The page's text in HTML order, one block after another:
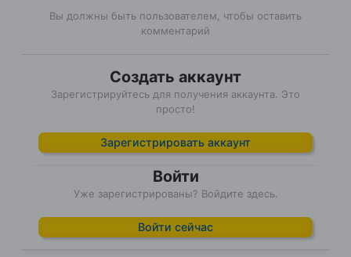
Вы должны быть пользователем, чтобы оставить
комментарий
Создать аккаунт
Зарегистрируйтесь для получения аккаунта. Это
просто!
Зарегистрировать аккаунт
Войти
Уже зарегистрированы? Войдите здесь.
Войти сейчас